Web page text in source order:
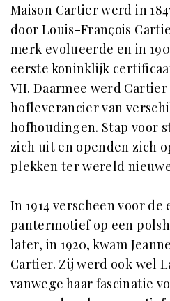
Maison Cartier werd in
door Louis-François
merk evolueerde en in
eerste koninklijk
VII. Daarmee werd
hofleverancier van
hofhoudingen. Stap voor
zich uit en openden zich
plekken ter wereld
In 1914 verscheen voor de
pantermotief op een
later, in 1920, kwam
Cartier. Zij werd ook wel
vanwege haar fascinatie